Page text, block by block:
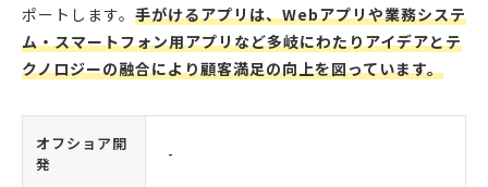
ポートします。 手がけるアプリは、Webアプリや業務システ
ム・スマートフォン用アプリなど多岐にわたりアイデアとテ
クノロジーの融合により顧客満足の向上を図っています。
オフショア開
発
-